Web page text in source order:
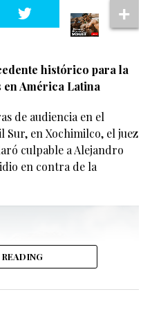
a grupos
y aceptó porque
quería generar un
siendo
y me
otras
esa
histórico para la
América Latina
de audiencia en el
Sur, en Xochimilco, el juez
culpable a Alejandro
en contra de la